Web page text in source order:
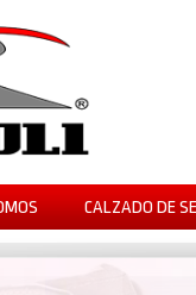
CALZADO DE